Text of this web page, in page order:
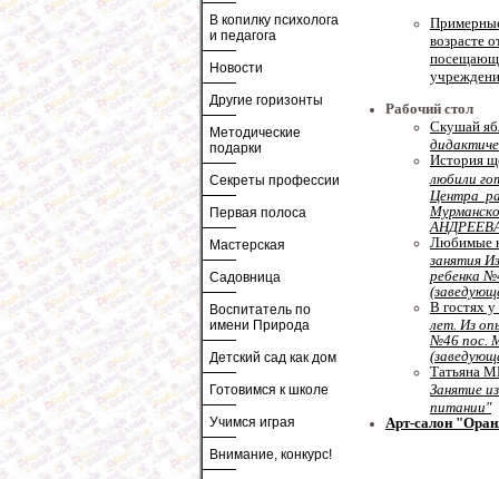
В копилку психолога
и педагога
Новости
Другие горизонты
Методические
подарки
Секреты профессии
Первая полоса
Мастерская
Садовница
Воспитатель по
имени Природа
Детский сад как дом
Готовимся к школе
Учимся играя
Внимание, конкурс!
возрасте
Рабочий стол
Скушай
История
любили
Центра
Любимые
занятия
ребенка
В гостях
лет. Из
№46 пос.
Татьяна
Занятие
питании"
Арт-салон